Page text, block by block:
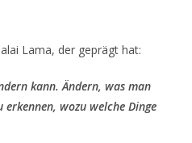
Lama, der geprägt hat:
kann. Ändern, was man
wozu welche Dinge